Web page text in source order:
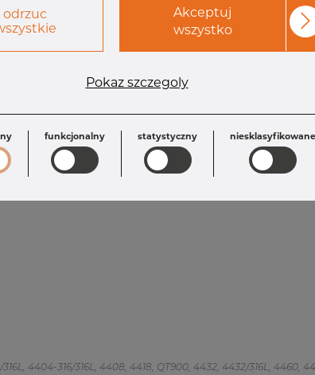
6" x 3" 8
OD1: 88.90 mm OD: 168.28 mm
316L, 4404-316/316L, 4408, 4418, QT900, 4432, 4432/316L, 4460,
odrzuc
Akceptuj
wszystko
Pokaz szczegoly
funkcjonalny statystyczny niesklasyfikowane